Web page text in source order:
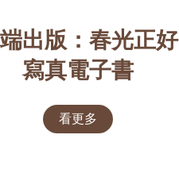
出版：春光正好
寫真電子書
看更多